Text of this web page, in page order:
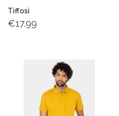
Tiffosi
€17.99